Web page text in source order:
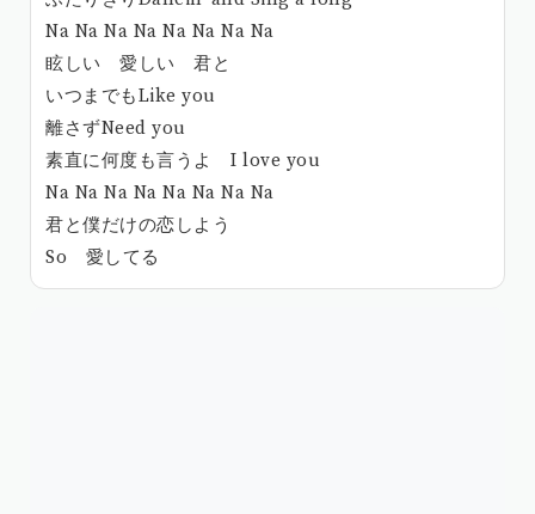
Na Na Na Na Na Na Na Na
眩しい 愛しい 君と
いつまでもLike you
離さずNeed you
素直に何度も言うよ I love you
Na Na Na Na Na Na Na Na
君と僕だけの恋しよう
So 愛してる